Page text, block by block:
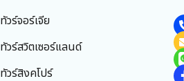
ทัวร์จอร์เจีย
ทัวร์สวิตเซอร์แลนด์
ทัวร์สิงคโปร์